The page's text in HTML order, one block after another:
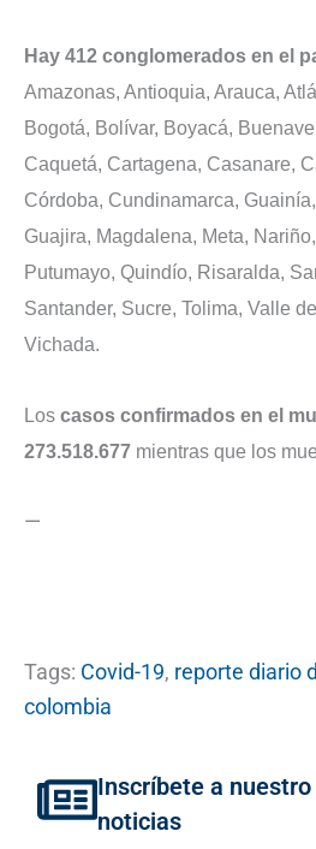
Hay 412 conglomerados en el
Amazonas, Antioquia, Arauca,
Bogotá, Bolívar, Boyacá,
Caquetá, Cartagena, Casanare,
Córdoba, Cundinamarca,
Guajira, Magdalena, Meta,
Putumayo, Quindío, Risaralda,
Santander, Sucre, Tolima, Valle
Vichada.
Los casos confirmados en el
273.518.677 mientras que los
—
Tags: Covid-19, reporte diario
colombia
Inscríbete a
noticias